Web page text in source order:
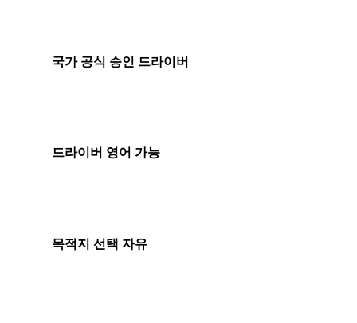
국가 공식 승인 드라이버
드라이버 영어 가능
목적지 선택 자유